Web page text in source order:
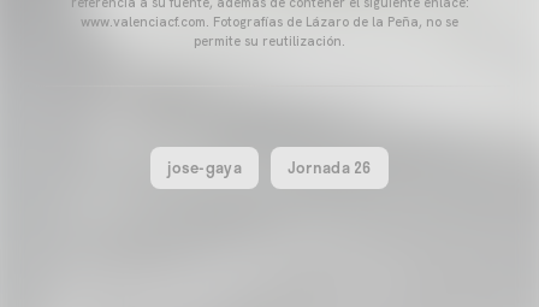
www.valenciacf.com. Fotografías de Lázaro de la Peña, no se
permite su reutilización.
jose-gaya Jornada 26